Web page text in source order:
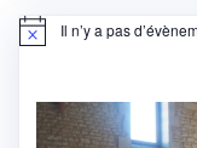
Notice Il n’y a pas